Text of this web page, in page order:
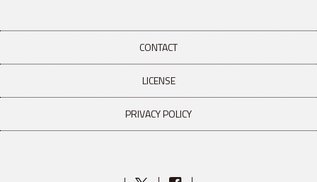
CONTACT
LICENSE
PRIVACY POLICY